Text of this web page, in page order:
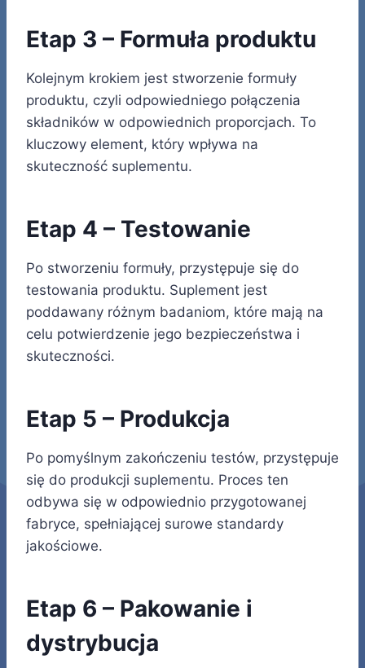
Etap 3 – Formuła produktu
Kolejnym krokiem jest stworzenie formuły
produktu, czyli odpowiedniego połączenia
składników w odpowiednich proporcjach. To
kluczowy element, który wpływa na
skuteczność suplementu.
Etap 4 – Testowanie
Po stworzeniu formuły, przystępuje się do
testowania produktu. Suplement jest
poddawany różnym badaniom, które mają na
celu potwierdzenie jego bezpieczeństwa i
skuteczności.
Etap 5 – Produkcja
Po pomyślnym zakończeniu testów, przystępuje
się do produkcji suplementu. Proces ten
odbywa się w odpowiednio przygotowanej
fabryce, spełniającej surowe standardy
jakościowe.
Etap 6 – Pakowanie i
dystrybucja